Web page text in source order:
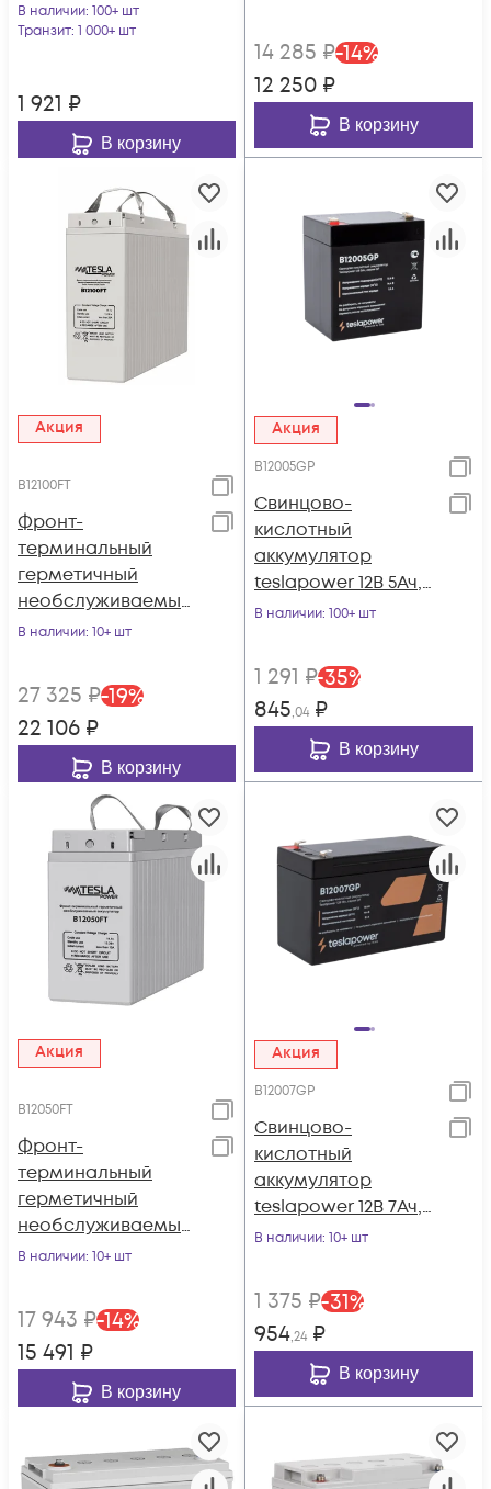
В наличии: 100+ шт
Транзит: 1 000+ шт
1 921 ₽
В корзину
14 285 ₽-14%
12 250 ₽
В корзину
Акция
B12100FT
Фронт-
терминальный
герметичный
необслуживаемый
аккумулятор Tesla
В наличии: 10+ шт
27 325 ₽-19%
22 106 ₽
В корзину
Акция
B12005GP
Свинцово-
кислотный
аккумулятор
teslapower 12В 5Ач,
серия GP
В наличии: 100+ шт
1 291 ₽-35%
845,04 ₽
В корзину
Акция
B12050FT
Фронт-
терминальный
герметичный
необслуживаемый
аккумулятор Tesla
В наличии: 10+ шт
17 943 ₽-14%
15 491 ₽
В корзину
Акция
B12007GP
Свинцово-
кислотный
аккумулятор
teslapower 12В 7Ач,
серия GP
В наличии: 10+ шт
1 375 ₽-31%
954,24 ₽
В корзину